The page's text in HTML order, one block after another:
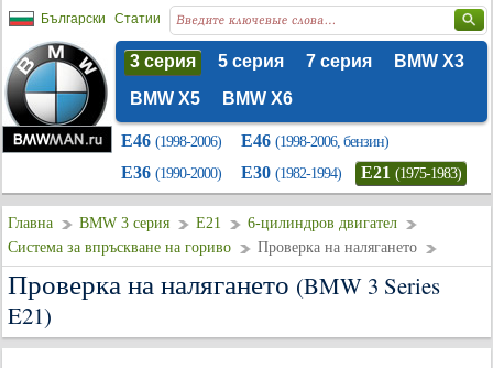
Български Статии
3 серия 5 серия 7 серия
BMW X3
BMW X5
BMW X6
E46 (1998-2006) E46 (1998-2006, бензин)
E36 (1990-2000) E30 (1982-1994) E21 (1975-1983)
Главна BMW 3 серия E21
6-цилиндров двигател
Система за впръскване на гориво
Проверка на налягането
Проверка на налягането (BMW 3 Series
E21)